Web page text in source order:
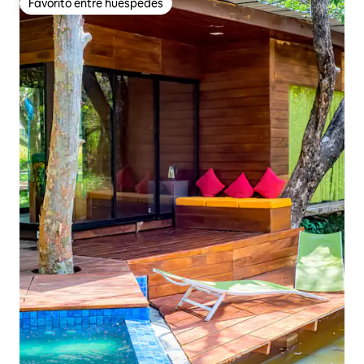
Favorito entre huéspedes
Favorito entre huéspedes